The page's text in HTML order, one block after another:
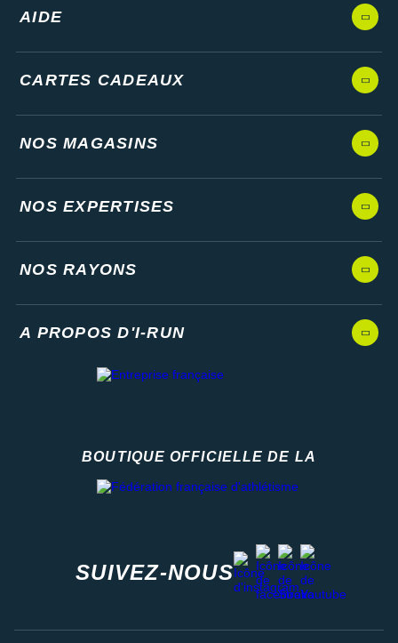
AIDE
CARTES CADEAUX
NOS MAGASINS
NOS EXPERTISES
NOS RAYONS
A PROPOS D'I-RUN
BOUTIQUE OFFICIELLE DE LA
SUIVEZ-NOUS
instagram
facebook
stravayoutube